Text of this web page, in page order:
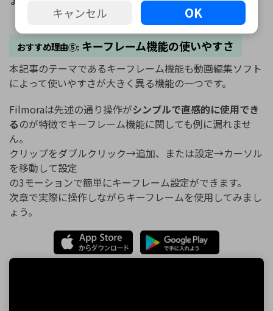
おすすめ理由⑤:キーフレーム機能の使いやすさ
本記事のテーマであるキーフレーム機能も動画編集ソフト
によって使いやすさが大きく異る機能の一つです。
Filmoraは先述の通り操作がシンプルで直感的に使用でき
るのが特徴でキーフレーム機能に関しても例に漏れませ
ん。
クリップをダブルクリック→追加、または設定→カーソル
を移動して設定
の3モーションで簡単にキーフレーム設定ができます。
次章で実際に操作しながらキーフレームを使用してみまし
ょう。
キャンセル OK